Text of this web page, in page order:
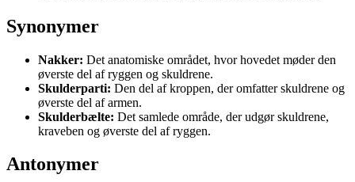
Synonymer
Nakker: Det anatomiske området, hvor hovedet møder den
øverste del af ryggen og skuldrene.
Skulderparti: Den del af kroppen, der omfatter skuldrene og
øverste del af armen.
Skulderbælte: Det samlede område, der udgør skuldrene,
kraveben og øverste del af ryggen.
Antonymer